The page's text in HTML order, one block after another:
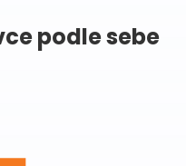
podle sebe